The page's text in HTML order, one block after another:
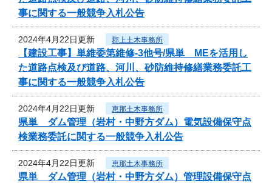
事に関する一般競争入札公告
2024年4月22日更新 郡上土木事務所
【建設工事】単維委第維修‐3他号/県単 MEを活用し
た道路点検及び道路、河川、砂防維持修繕業務委託工
事に関する一般競争入札公告
2024年4月22日更新 恵那土木事務所
県単 ダム管理（岩村・中野方ダム）電気設備保守点
検業務委託に関する一般競争入札公告
2024年4月22日更新 恵那土木事務所
県単 ダム管理（岩村・中野方ダム）管理設備保守点